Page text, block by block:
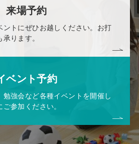
来場予約
ントにぜひお越しください。お打
ります。
ベント予約
強会など各種イベントを開催し
参加ください。